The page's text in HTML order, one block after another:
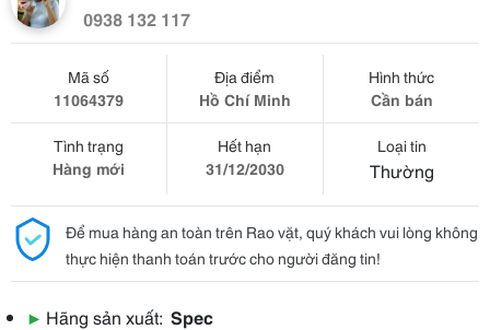
0938 132 117
Mã số
11064379
Địa điểm
Hồ Chí Minh
Hình thức
Cần bán
Tình trạng
Hàng mới
Hết hạn
31/12/2030
Loại tin
Thường
Để mua hàng an toàn trên Rao vặt, quý khách vui lòng không
thực hiện thanh toán trước cho người đăng tin!
▶ Hãng sản xuất: Spec